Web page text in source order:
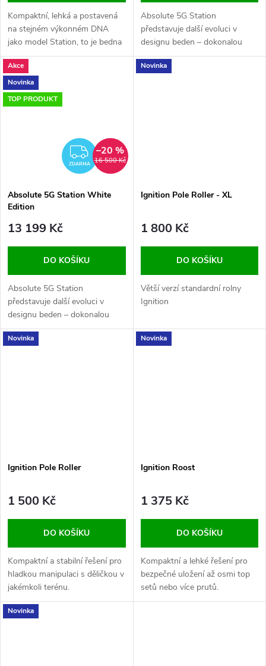
Kompaktní, lehká a postavená
na stejném výkonném DNA
jako model Station, to je bedna
Absolute 5G navržená pro
rybáře, kteří vyžadují prémiovou
kvalitu v elegantním provedení.
Absolute 5G Station
představuje další evoluci v
designu beden – dokonalou
rovnováhu mezi lehkou
konstrukcí, pevnou stabilitou a
Akce
Novinka
TOP PRODUKT
ZDARMA
ZDARMA 16 500 Kč
–20 %
Absolute 5G Station White
Edition
13 199 Kč
DO KOŠÍKU
Absolute 5G Station
představuje další evoluci v
designu beden – dokonalou
rovnováhu mezi lehkou
konstrukcí, pevnou stabilitou a
Novinka
Ignition Pole Roller - XL
1 800 Kč
DO KOŠÍKU
Větší verzí standardní rolny
Ignition
Novinka
Ignition Pole Roller
1 500 Kč
DO KOŠÍKU
Kompaktní a stabilní řešení pro
hladkou manipulaci s děličkou v
jakémkoli terénu.
Novinka
Ignition Roost
1 375 Kč
DO KOŠÍKU
Kompaktní a lehké řešení pro
bezpečné uložení až osmi top
setů nebo více prutů.
Novinka